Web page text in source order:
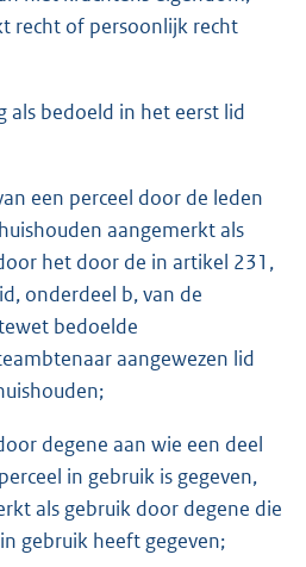
recht of persoonlijk recht
als bedoeld in het eerst lid
een perceel door de leden
aangemerkt als
het door de in artikel 231,
onderdeel b, van de
bedoelde
aangewezen lid
degene aan wie een deel
in gebruik is gegeven,
als gebruik door degene die
gebruik heeft gegeven;